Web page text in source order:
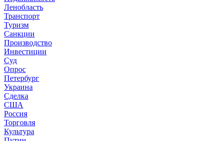
Ленобласть
Транспорт
Туризм
Санкции
Производство
Инвестиции
Суд
Опрос
Петербург
Украина
Сделка
США
Россия
Торговля
Культура